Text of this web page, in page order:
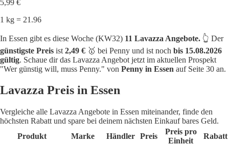
5,99 €
1 kg = 21.96
In Essen gibt es diese Woche (KW32) 11 Lavazza Angebote. 👆 Der
günstigste Preis ist 2,49 € 🥇 bei Penny und ist noch bis 15.08.2026
gültig. Schaue dir das Lavazza Angebot jetzt im aktuellen Prospekt
"Wer günstig will, muss Penny." von Penny in Essen auf Seite 30 an.
Lavazza Preis in Essen
Vergleiche alle Lavazza Angebote in Essen miteinander, finde den
höchsten Rabatt und spare bei deinem nächsten Einkauf bares Geld.
Produkt
Marke Händler Preis
Preis pro
Einheit
Rabatt